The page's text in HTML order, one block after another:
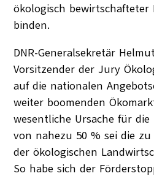
ökologisch bewirtschafteter
binden.
DNR-Generalsekretär
Vorsitzender der Jury
auf die nationalen
weiter boomenden
wesentliche Ursache für
von nahezu 50 % sei die
der ökologischen
So habe sich der